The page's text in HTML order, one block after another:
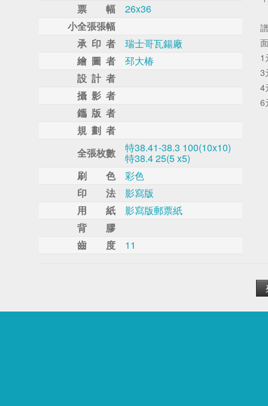
票 幅
26x36
小全張張幅
承 印 者
瑞士哥瓦鍚廠
繪 圖 者
邳大椿
設 計 者
攝 影 者
鑴 版 者
規 劃 者
全張枚數
特38.41-38.3 100(10x10)
特38.4 25(5 x5)
刷 色
彩色
印 法
影寫版
用 紙
影寫版郵票紙
背 膠
齒 度
11